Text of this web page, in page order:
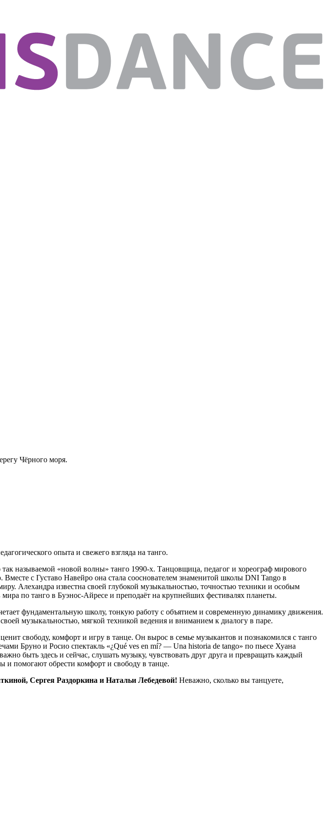
Чёрного моря.
опыта и свежего взгляда на танго.
называемой «новой волны» танго 1990‑х. Танцовщица, педагог и хореограф мирового
с Густаво Навейро она стала сооснователем знаменитой школы DNI Tango в
Алехандра известна своей глубокой музыкальностью, точностью техники и особым
по танго в Буэнос‑Айресе и преподаёт на крупнейших фестивалях планеты.
фундаментальную школу, тонкую работу с объятием и современную динамику движения.
музыкальностью, мягкой техникой ведения и вниманием к диалогу в паре.
свободу, комфорт и игру в танце. Он вырос в семье музыкантов и познакомился с танго
Бруно и Росио спектакль «¿Qué ves en mí? — Una historia de tango» по пьесе Хуана
быть здесь и сейчас, слушать музыку, чувствовать друг друга и превращать каждый
и помогают обрести комфорт и свободу в танце.
Сергея Раздоркина и Натальи Лебедевой! Неважно, сколько вы танцуете,